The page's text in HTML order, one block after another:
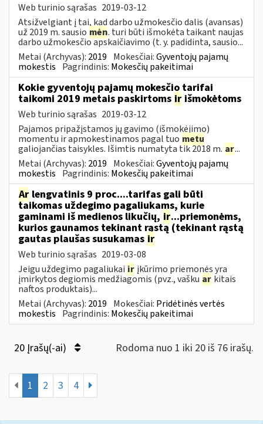
Web turinio sąrašas 2019-03-12
Atsižvelgiant į tai, kad darbo užmokesčio dalis (avansas)
už 2019 m. sausio mėn. turi būti išmokėta taikant naujas
darbo užmokesčio apskaičiavimo (t. y. padidinta, sausio...
Metai (Archyvas): 2019 Mokesčiai:Gyventojų pajamų
mokestis Pagrindinis: Mokesčių pakeitimai
Kokie gyventojų pajamų mokesčio tarifai
taikomi 2019 metais paskirtoms ir išmokėtoms
Web turinio sąrašas 2019-03-12
Pajamos pripažįstamos jų gavimo (išmokėjimo)
momentu ir apmokestinamos pagal tuo metu
galiojančias taisykles. Išimtis numatyta tik 2018 m. ar...
Metai (Archyvas): 2019 Mokesčiai:Gyventojų pajamų
mokestis Pagrindinis: Mokesčių pakeitimai
Ar lengvatinis 9 proc....tarifas gali būti
taikomas uždegimo pagaliukams, kurie
gaminami iš medienos likučių, ir...priemonėms,
kurios gaunamos tekinant rąstą (tekinant rąstą
gautas plaušas susukamas ir
Web turinio sąrašas 2019-03-08
Jeigu uždegimo pagaliukai ir įkūrimo priemonės yra
įmirkytos degiomis medžiagomis (pvz., vašku ar kitais
naftos produktais)...
Metai (Archyvas): 2019 Mokesčiai: Pridėtinės vertės
mokestis Pagrindinis: Mokesčių pakeitimai
20 Įrašų(-ai) Rodoma nuo 1 iki 20 iš 76 irašų.
1 2 3 4